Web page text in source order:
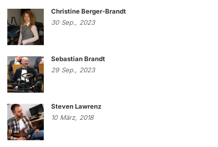
Christine Berger-Brandt
30 Sep., 2023
Sebastian Brandt
29 Sep., 2023
Steven Lawrenz
10 März, 2018